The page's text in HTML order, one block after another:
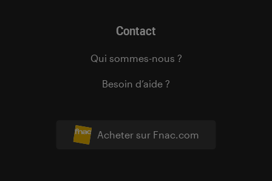
Acheter sur Fnac.com
Contact
Qui sommes-nous ?
Besoin d’aide ?